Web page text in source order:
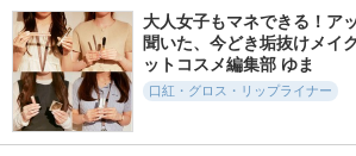
大人女子もマネできる！ア
聞いた、今どき垢抜けメイ
ットコスメ編集部 ゆま
口紅・グロス・リップライナー